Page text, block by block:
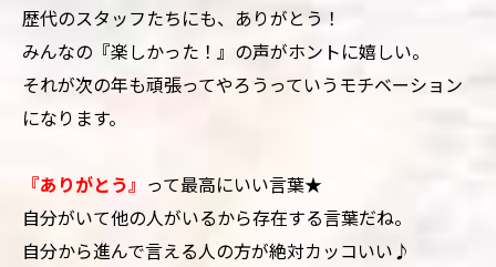
歴代のスタッフたちにも、ありがとう！
みんなの『楽しかった！』の声がホントに嬉しい。
それが次の年も頑張ってやろうっていうモチベーション
になります。
『ありがとう』 って最高にいい言葉★
自分がいて他の人がいるから存在する言葉だね。
自分から進んで言える人の方が絶対カッコいい♪